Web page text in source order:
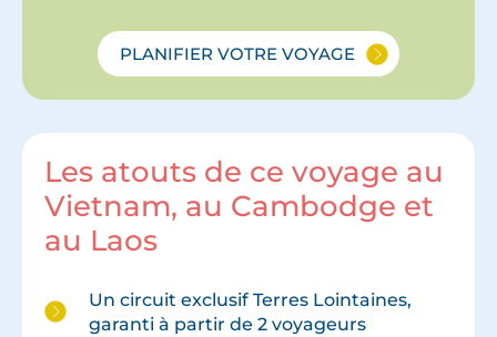
PLANIFIER VOTRE VOYAGE
Les atouts de ce voyage au
Vietnam, au Cambodge et
au Laos
Un circuit exclusif Terres Lointaines,
garanti à partir de 2 voyageurs